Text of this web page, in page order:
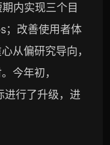
内实现三个目
；改善使用者体
从偏研究导向，
今年初，
行了升级，进